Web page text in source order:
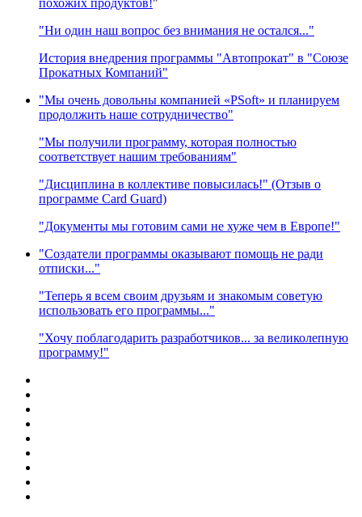
похожих продуктов!"
"Ни один наш вопрос без внимания не остался..."
История внедрения программы "Автопрокат" в "Союзе
Прокатных Компаний"
"Мы очень довольны компанией «PSoft» и планируем
продолжить наше сотрудничество"
"Мы получили программу, которая полностью
соответствует нашим требованиям"
"Дисциплина в коллективе повысилась!" (Отзыв о
программе Card Guard)
"Документы мы готовим сами не хуже чем в Европе!"
"Создатели программы оказывают помощь не ради
отписки..."
"Теперь я всем своим друзьям и знакомым советую
использовать его программы..."
"Хочу поблагодарить разработчиков... за великолепную
программу!"